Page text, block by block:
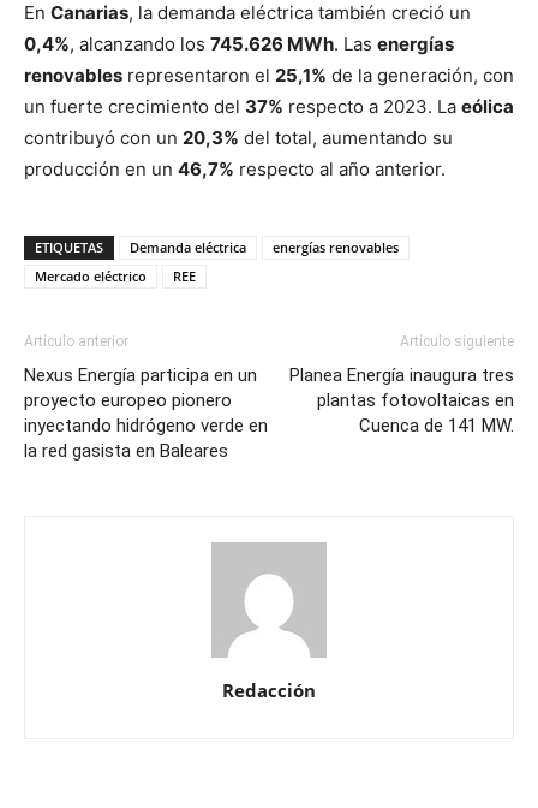
En Canarias, la demanda eléctrica también creció un
0,4%, alcanzando los 745.626 MWh. Las energías
renovables representaron el 25,1% de la generación, con
un fuerte crecimiento del 37% respecto a 2023. La eólica
contribuyó con un 20,3% del total, aumentando su
producción en un 46,7% respecto al año anterior.
ETIQUETAS Demanda eléctrica
energías renovables
Mercado eléctrico
REE
Artículo anterior
Nexus Energía participa en un
proyecto europeo pionero
inyectando hidrógeno verde en
la red gasista en Baleares
Artículo siguiente
Planea Energía inaugura tres
plantas fotovoltaicas en
Cuenca de 141 MW.
Redacción